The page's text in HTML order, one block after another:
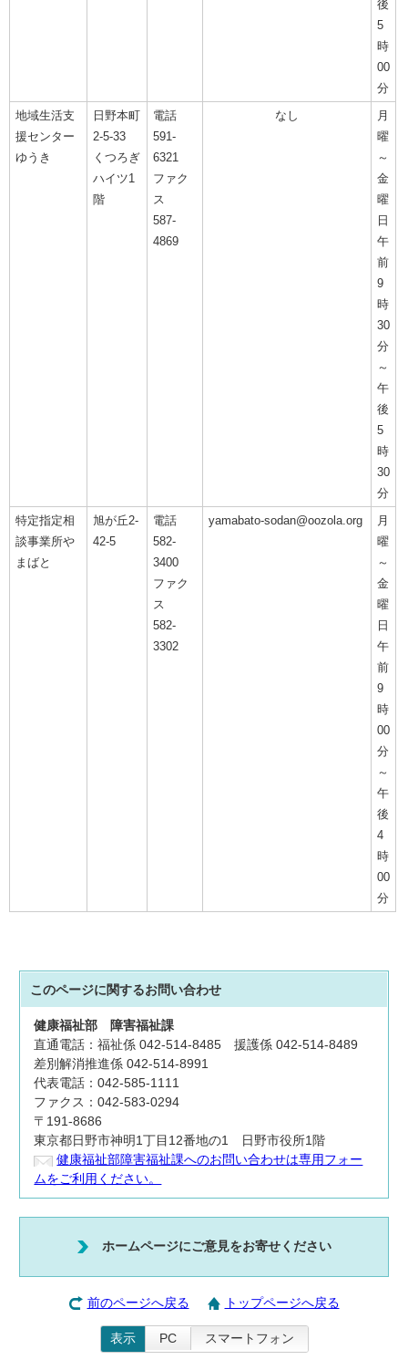
後
5
時
00
分
地域生活支
援センター
ゆうき
日野本町
2-5-33
くつろぎ
ハイツ1
階
電話
591-
6321
ファク
ス
587-
4869
なし
月
曜
～
金
曜
日
午
前
9
時
30
分
～
午
後
5
時
30
分
特定指定相
談事業所や
まばと
旭が丘2-
42-5
電話
582-
3400
ファク
ス
582-
3302
yamabato-sodan@oozola.org
月
曜
～
金
曜
日
午
前
9
時
00
分
～
午
後
4
時
00
分
このページに関するお問い合わせ
健康福祉部
障害福祉課
直通電話：福祉係 042-514-8485 援護係 042-514-8489
差別解消推進係 042-514-8991
代表電話：042-585-1111
ファクス：042-583-0294
〒191-8686
東京都日野市神明1丁目12番地の1 日野市役所1階
健康福祉部障害福祉課へのお問い合わせは専用フォー
ムをご利用ください。
ホームページにご意見をお寄せください
前のページへ戻る トップページへ戻る
表示 PC スマートフォン